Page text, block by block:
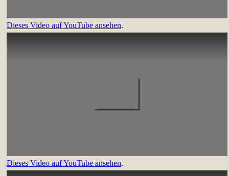
Dieses Video auf YouTube ansehen.
Dieses Video auf YouTube ansehen.